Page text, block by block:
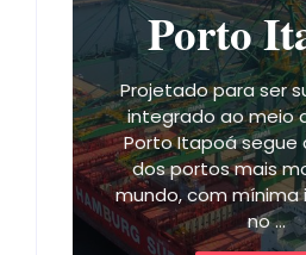
Porto
Projetado para ser
integrado ao meio
Porto Itapoá segue
dos portos mais
mundo, com
no ...